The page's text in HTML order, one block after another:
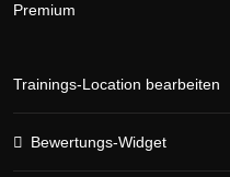
Premium
Trainings-Location bearbeiten
Bewertungs-Widget